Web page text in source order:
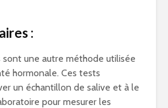
:
sont une autre méthode utilisée
hormonale. Ces tests
un échantillon de salive et à le
pour mesurer les